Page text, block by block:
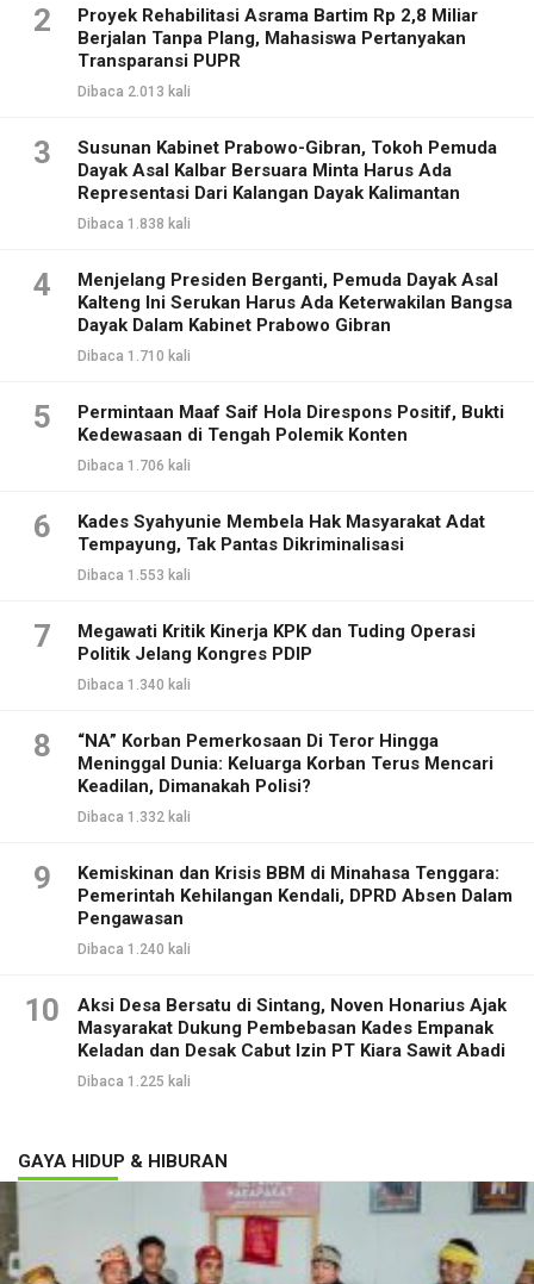
2
Proyek Rehabilitasi Asrama Bartim Rp 2,8 Miliar
Berjalan Tanpa Plang, Mahasiswa Pertanyakan
Transparansi PUPR
Dibaca 2.013 kali
3
Susunan Kabinet Prabowo-Gibran, Tokoh Pemuda
Dayak Asal Kalbar Bersuara Minta Harus Ada
Representasi Dari Kalangan Dayak Kalimantan
Dibaca 1.838 kali
4
Menjelang Presiden Berganti, Pemuda Dayak Asal
Kalteng Ini Serukan Harus Ada Keterwakilan Bangsa
Dayak Dalam Kabinet Prabowo Gibran
Dibaca 1.710 kali
5
Permintaan Maaf Saif Hola Direspons Positif, Bukti
Kedewasaan di Tengah Polemik Konten
Dibaca 1.706 kali
6
Kades Syahyunie Membela Hak Masyarakat Adat
Tempayung, Tak Pantas Dikriminalisasi
Dibaca 1.553 kali
7
Megawati Kritik Kinerja KPK dan Tuding Operasi
Politik Jelang Kongres PDIP
Dibaca 1.340 kali
8
“NA” Korban Pemerkosaan Di Teror Hingga
Meninggal Dunia: Keluarga Korban Terus Mencari
Keadilan, Dimanakah Polisi?
Dibaca 1.332 kali
9
Kemiskinan dan Krisis BBM di Minahasa Tenggara:
Pemerintah Kehilangan Kendali, DPRD Absen Dalam
Pengawasan
Dibaca 1.240 kali
10
Aksi Desa Bersatu di Sintang, Noven Honarius Ajak
Masyarakat Dukung Pembebasan Kades Empanak
Keladan dan Desak Cabut Izin PT Kiara Sawit Abadi
Dibaca 1.225 kali
GAYA HIDUP & HIBURAN